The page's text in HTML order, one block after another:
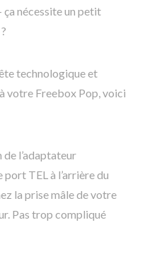
ça nécessite un petit
technologique et
votre Freebox Pop, voici
de l’adaptateur
TEL à l’arrière du
la prise mâle de votre
Pas trop compliqué